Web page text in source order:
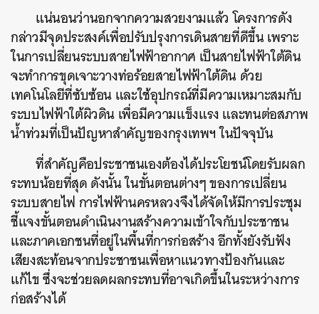
แน่นอนว่านอกจากความสวยงามแล้ว โครงการดัง
กล่าวมีจุดประสงค์เพื่อปรับปรุงการเดินสายที่ดีขึ้น เพราะ
ในการเปลี่ยนระบบสายไฟฟ้าอากาศ เป็นสายไฟฟ้าใต้ดิน
จะทำการขุดเจาะวางท่อร้อยสายไฟฟ้าใต้ดิน ด้วย
เทคโนโลยีที่ซับซ้อน และใช้อุปกรณ์ที่มีความเหมาะสมกับ
ระบบไฟฟ้าใต้ผิวดิน เพื่อมีความแข็งแรง และทนต่อสภาพ
น้ำท่วมที่เป็นปัญหาสำคัญของกรุงเทพฯ ในปัจจุบัน
ที่สำคัญคือประชาชนเองต้องได้ประโยชน์โดยรับผลก
ระทบน้อยที่สุด ดังนั้น ในขั้นตอนต่างๆ ของการเปลี่ยน
ระบบสายไฟ การไฟฟ้านครหลวงจึงได้จัดให้มีการประชุม
ชี้แจงขั้นตอนดำเนินงานสร้างความเข้าใจกับประชาชน
และภาคเอกชนที่อยู่ในพื้นที่การก่อสร้าง อีกทั้งยังรับฟัง
เสียงสะท้อนจากประชาชนเพื่อหาแนวทางป้องกันและ
แก้ไข ซึ่งจะช่วยลดผลกระทบที่อาจเกิดขึ้นในระหว่างการ
ก่อสร้างได้